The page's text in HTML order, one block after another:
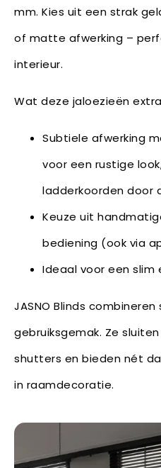
mm. Kies uit een strak
of matte afwerking –
interieur.
Wat deze jaloezieën
Subtiele afwerking
voor een rustige
ladderkoorden door
Keuze uit
bediening (ook via
Ideaal voor een slim
JASNO Blinds
gebruiksgemak. Ze
shutters en bieden nét
in raamdecoratie.